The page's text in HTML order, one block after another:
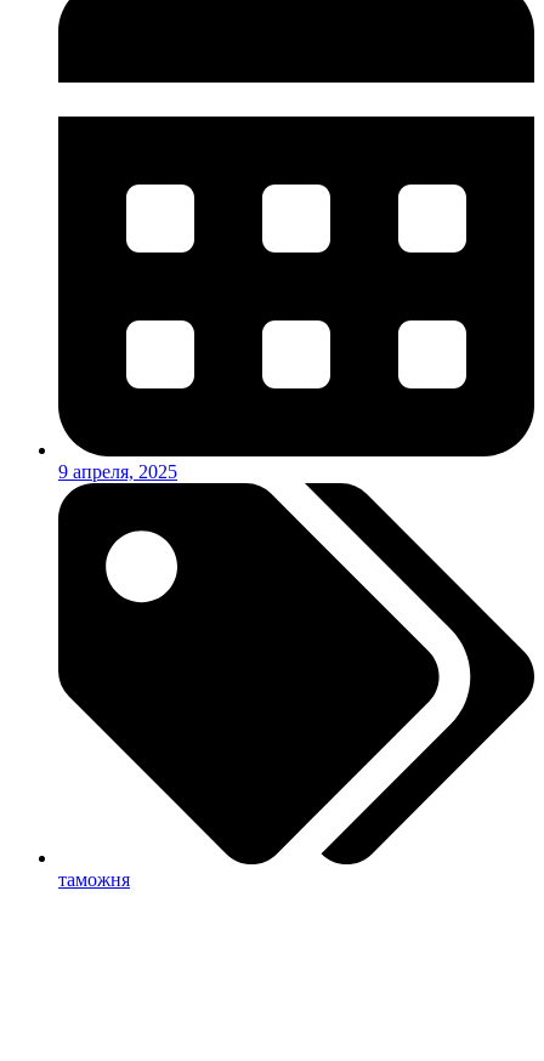
9 апреля, 2025
таможня